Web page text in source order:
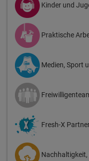
Kinder und
Praktische
Medien, Sport
Fresh-X